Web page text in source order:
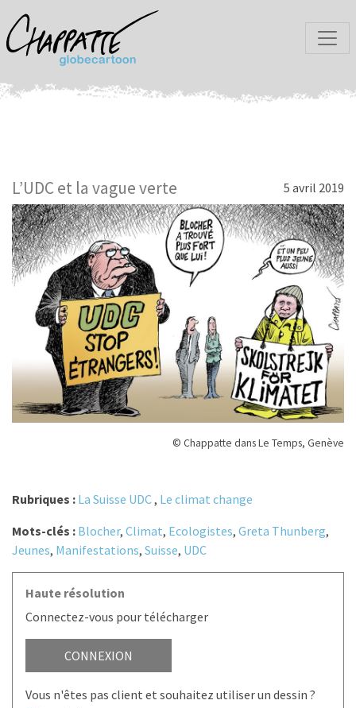
L’UDC et la vague verte 5 avril 2019
© Chappatte dans Le Temps, Genève
Rubriques : La Suisse UDC, Le climat change
Mots-clés : Blocher, Climat, Ecologistes, Greta Thunberg,
Jeunes, Manifestations, Suisse, UDC
Haute résolution
Connectez-vous pour télécharger
CONNEXION
Vous n'êtes pas client et souhaitez utiliser un dessin ?